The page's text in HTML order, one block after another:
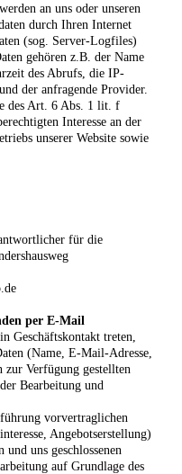
an uns oder unseren
durch Ihren Internet
(sog. Server-Logfiles)
gehören z.B. der Name
des Abrufs, die IP-
der anfragende Provider.
des Art. 6 Abs. 1 lit. f
Interesse an der
unserer Website sowie
für die
per E-Mail
Geschäftskontakt treten,
(Name, E-Mail-Adresse,
Verfügung gestellten
Bearbeitung und
vorvertraglichen
Angebotserstellung)
uns geschlossenen
auf Grundlage des